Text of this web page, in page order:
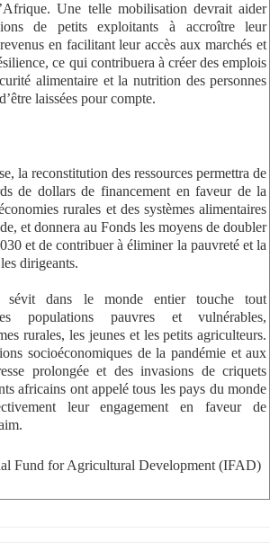
Une telle mobilisation devrait aider
de petits exploitants à accroître leur
en facilitant leur accès aux marchés et
ce qui contribuera à créer des emplois
alimentaire et la nutrition des personnes
laissées pour compte.
la reconstitution des ressources permettra de
de dollars de financement en faveur de la
rurales et des systèmes alimentaires
et donnera au Fonds les moyens de doubler
et de contribuer à éliminer la pauvreté et la
dirigeants.
sévit dans le monde entier touche tout
populations pauvres et vulnérables,
rurales, les jeunes et les petits agriculteurs.
socioéconomiques de la pandémie et aux
prolongée et des invasions de criquets
africains ont appelé tous les pays du monde
leur engagement en faveur de
Fund for Agricultural Development (IFAD)